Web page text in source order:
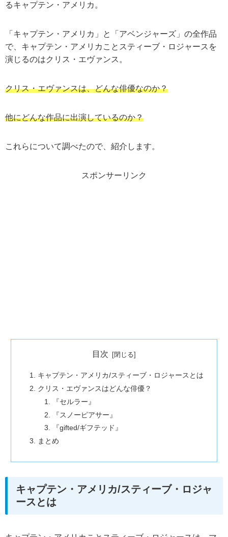
るキャプテン・アメリカ。
「キャプテン・アメリカ」と「アベンジャーズ」の全作品
で、キャプテン・アメリカことスティーブ・ロジャースを
演じるのはクリス・エヴァンス。
クリス・エヴァンスは、どんな俳優なのか？
他にどんな作品に出演しているのか？
これらについて調べたので、紹介します。
スポンサーリンク
目次
キャプテン・アメリカ/スティーブ・ロジャースとは
クリス・エヴァンスはどんな俳優？
『セルラー』
『スノーピアサー』
『gifted/ギフテッド』
まとめ
キャプテン・アメリカ/スティーブ・ロジャ
ースとは